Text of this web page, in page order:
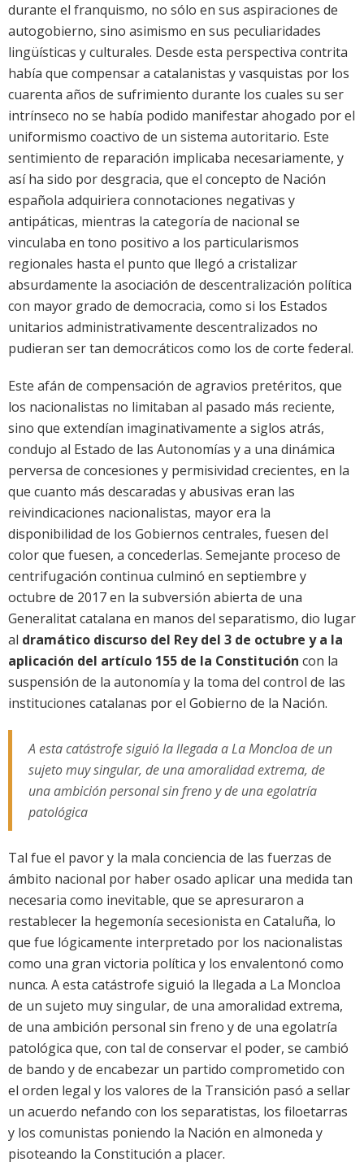
durante el franquismo, no sólo en sus aspiraciones de
autogobierno, sino asimismo en sus peculiaridades
lingüísticas y culturales. Desde esta perspectiva contrita
había que compensar a catalanistas y vasquistas por los
cuarenta años de sufrimiento durante los cuales su ser
intrínseco no se había podido manifestar ahogado por el
uniformismo coactivo de un sistema autoritario. Este
sentimiento de reparación implicaba necesariamente, y
así ha sido por desgracia, que el concepto de Nación
española adquiriera connotaciones negativas y
antipáticas, mientras la categoría de nacional se
vinculaba en tono positivo a los particularismos
regionales hasta el punto que llegó a cristalizar
absurdamente la asociación de descentralización política
con mayor grado de democracia, como si los Estados
unitarios administrativamente descentralizados no
pudieran ser tan democráticos como los de corte federal.
Este afán de compensación de agravios pretéritos, que
los nacionalistas no limitaban al pasado más reciente,
sino que extendían imaginativamente a siglos atrás,
condujo al Estado de las Autonomías y a una dinámica
perversa de concesiones y permisividad crecientes, en la
que cuanto más descaradas y abusivas eran las
reivindicaciones nacionalistas, mayor era la
disponibilidad de los Gobiernos centrales, fuesen del
color que fuesen, a concederlas. Semejante proceso de
centrifugación continua culminó en septiembre y
octubre de 2017 en la subversión abierta de una
Generalitat catalana en manos del separatismo, dio lugar
al dramático discurso del Rey del 3 de octubre y a la
aplicación del artículo 155 de la Constitución con la
suspensión de la autonomía y la toma del control de las
instituciones catalanas por el Gobierno de la Nación.
A esta catástrofe siguió la llegada a La Moncloa de un
sujeto muy singular, de una amoralidad extrema, de
una ambición personal sin freno y de una egolatría
patológica
Tal fue el pavor y la mala conciencia de las fuerzas de
ámbito nacional por haber osado aplicar una medida tan
necesaria como inevitable, que se apresuraron a
restablecer la hegemonía secesionista en Cataluña, lo
que fue lógicamente interpretado por los nacionalistas
como una gran victoria política y los envalentonó como
nunca. A esta catástrofe siguió la llegada a La Moncloa
de un sujeto muy singular, de una amoralidad extrema,
de una ambición personal sin freno y de una egolatría
patológica que, con tal de conservar el poder, se cambió
de bando y de encabezar un partido comprometido con
el orden legal y los valores de la Transición pasó a sellar
un acuerdo nefando con los separatistas, los filoetarras
y los comunistas poniendo la Nación en almoneda y
pisoteando la Constitución a placer.